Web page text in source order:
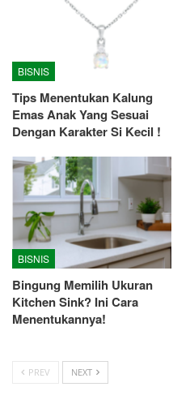
BISNIS
Tips Menentukan Kalung
Emas Anak Yang Sesuai
Dengan Karakter Si Kecil !
BISNIS
Bingung Memilih Ukuran
Kitchen Sink? Ini Cara
Menentukannya!
PREV NEXT